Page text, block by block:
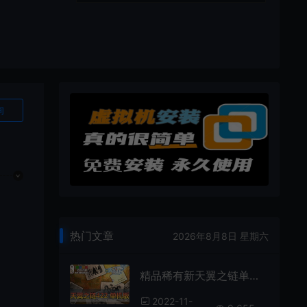
热门文章 2026年8月8日 星期六
精品稀有新天翼之链单机版4.22全新修复422 全任务剧情14角色内置GM可刷物品虚拟机一键端
2022-11-